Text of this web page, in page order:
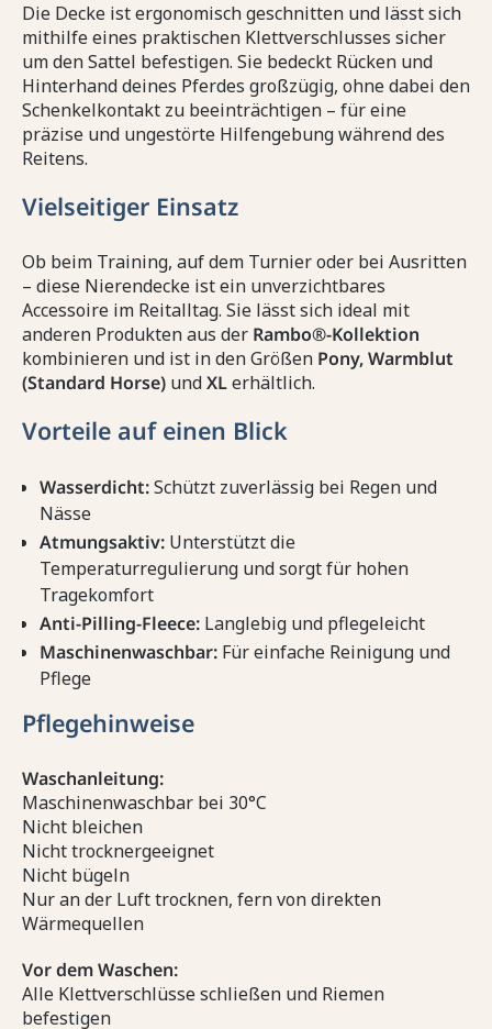
Die Decke ist ergonomisch geschnitten und lässt sich
mithilfe eines praktischen Klettverschlusses sicher
um den Sattel befestigen. Sie bedeckt Rücken und
Hinterhand deines Pferdes großzügig, ohne dabei den
Schenkelkontakt zu beeinträchtigen – für eine
präzise und ungestörte Hilfengebung während des
Reitens.
Vielseitiger Einsatz
Ob beim Training, auf dem Turnier oder bei Ausritten
– diese Nierendecke ist ein unverzichtbares
Accessoire im Reitalltag. Sie lässt sich ideal mit
anderen Produkten aus der Rambo®-Kollektion
kombinieren und ist in den Größen Pony, Warmblut
(Standard Horse) undXLerhältlich.
Vorteile auf einen Blick
Wasserdicht:Schützt zuverlässig bei Regen und
Nässe
Atmungsaktiv: Unterstützt die
Temperaturregulierung und sorgt für hohen
Tragekomfort
Anti-Pilling-Fleece: Langlebig und pflegeleicht
Maschinenwaschbar: Für einfache Reinigung und
Pflege
Pflegehinweise
Waschanleitung:
Maschinenwaschbar bei 30°C
Nicht bleichen
Nicht trocknergeeignet
Nicht bügeln
Nur an der Luft trocknen, fern von direkten
Wärmequellen
Vor dem Waschen:
Alle Klettverschlüsse schließen und Riemen
befestigen